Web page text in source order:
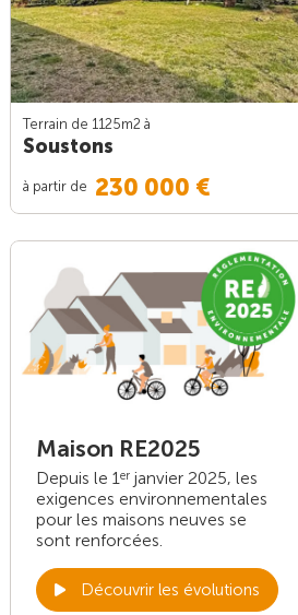
Terrain de 1125m2 à
Soustons
à partir de 230 000 €
Maison RE2025
Depuis le 1er janvier 2025, les
exigences environnementales
pour les maisons neuves se
sont renforcées.
Découvrir les évolutions